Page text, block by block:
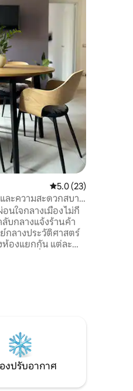
คะแนนเฉลี่ย 5.0 จาก
5.0 (23)
ละความสะดวกสบาย
า
ใจกลางเมือง ไม่กี่
บกลางแจ้งร้านค้า
กลางประวัติศาสตร์
องแยกกัน แต่ละ
เดินทาง เพื่อนร่วม
งปรับอากาศ